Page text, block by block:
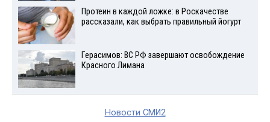
Протеин в каждой ложке: в Роскачестве
рассказали, как выбрать правильный йогурт
Герасимов: ВС РФ завершают освобождение
Красного Лимана
Новости СМИ2